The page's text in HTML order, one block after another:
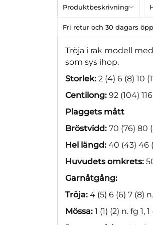
Produktbeskrivning
Fri retur och 30 dagars
Tröja i rak modell
som sys ihop.
Storlek: 2 (4) 6 (8) 10
Centilong: 92 (104)
Plaggets mått
Bröstvidd: 70 (76) 80
Hel längd: 40 (43) 46
Huvudets omkrets:
Garnåtgång:
Tröja: 4 (5) 6 (6) 7 (8)
Mössa: 1 (1) (2) n. fg 1,